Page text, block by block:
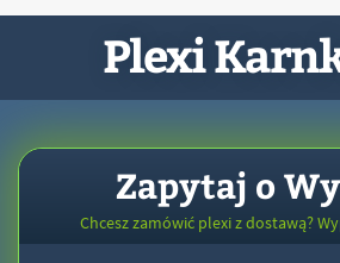
Plexi
Zapytaj o
Chcesz zamówić plexi z dostawą?